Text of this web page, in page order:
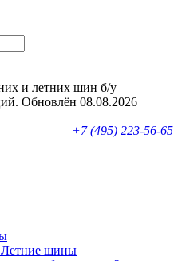
и летних шин б/у
Обновлён 08.08.2026
+7 (495) 223-56-65
Летние шины